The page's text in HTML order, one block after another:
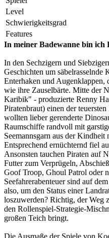
Level
Schwierigkeitsgrad
Features
In meiner Badewanne bin ich
In den Sechzigern und
Geschichten um säbelrasselnde
Enterhaken und Augenklappen,
wie ihre Zauselbärte. Mitte der
Karibik" - produzierte Renny
Piratenbraut) einen der
wollten lieber gerenderte
Raumschiffe randvoll mit
Seemannsgarn aus der
Entsprechend ernüchternd fiel
Ansonsten tauchen Piraten auf
Futter zum Verprügeln,
Goof Troop, Ghoul Patrol oder
Seefahrerabenteuer sind auf
also, um den Status einer
loszuwerden? Richtig, der Weg
den Rollenspiel-Strategie-
großen Teich bringt.
Die Ausmaße der Spiele von